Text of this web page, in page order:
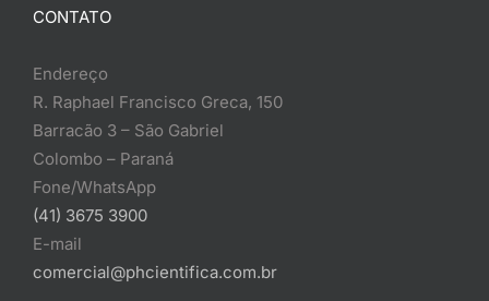
CONTATO
Endereço
R. Raphael Francisco Greca, 150
Barracão 3 – São Gabriel
Colombo – Paraná
Fone/WhatsApp
(41) 3675 3900
E-mail
comercial@phcientifica.com.br